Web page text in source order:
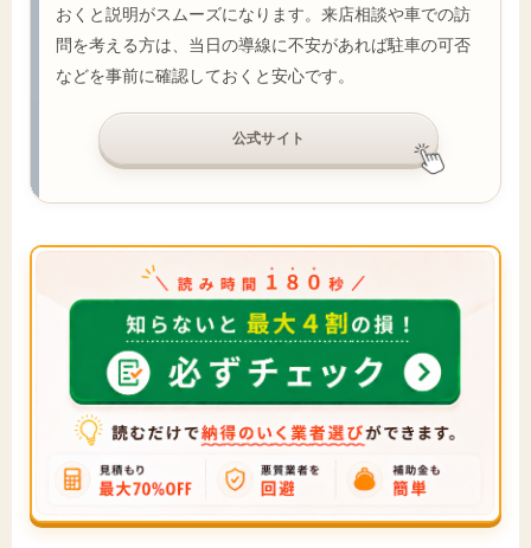
おくと説明がスムーズになります。来店相談や車での訪
問を考える方は、当日の導線に不安があれば駐車の可否
などを事前に確認しておくと安心です。
公式サイト